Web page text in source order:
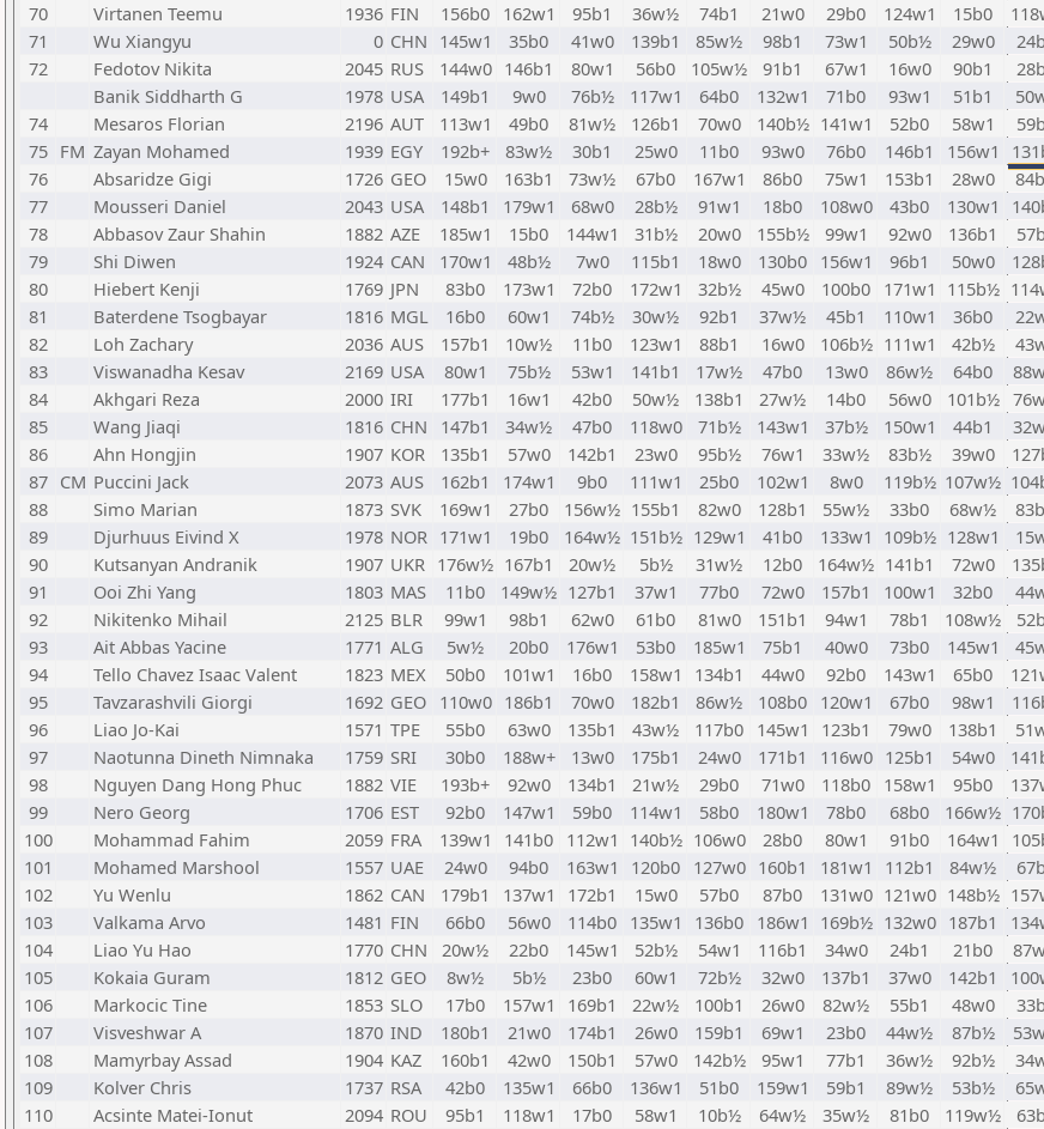
70
Virtanen Teemu 1936 FIN 156b0 162w1 95b1 36w½ 74b1 21w0 29b0 124w1 15b0
71
Wu Xiangyu 0 CHN 145w1 35b0 41w0 139b1 85w½ 98b1 73w1 50b½ 29w0
72
Fedotov Nikita 2045 RUS 144w0 146b1 80w1 56b0 105w½ 91b1 67w1 16w0 90b1
Banik Siddharth G
1978 USA 149b1 9w0 76b½ 117w1 64b0 132w1 71b0 93w1 51b1
74
Mesaros Florian 2196 AUT 113w1 49b0 81w½ 126b1 70w0 140b½ 141w1 52b0 58w1
75 FM Zayan Mohamed 1939 EGY 192b+ 83w½ 30b1 25w0 11b0 93w0 76b0 146b1 156w1
76
Absaridze Gigi 1726 GEO 15w0 163b1 73w½ 67b0 167w1 86b0 75w1 153b1 28w0
77
Mousseri Daniel 2043 USA 148b1 179w1 68w0 28b½ 91w1 18b0 108w0 43b0 130w1
78
Abbasov Zaur Shahin 1882 AZE 185w1 15b0 144w1 31b½ 20w0 155b½ 99w1 92w0 136b1
79
Shi Diwen 1924 CAN 170w1 48b½ 7w0 115b1 18w0 130b0 156w1 96b1 50w0
80
Hiebert Kenji 1769 JPN 83b0 173w1 72b0 172w1 32b½ 45w0 100b0 171w1 115b½
81
Baterdene Tsogbayar 1816 MGL 16b0 60w1 74b½ 30w½ 92b1 37w½ 45b1 110w1 36b0
82
Loh Zachary 2036 AUS 157b1 10w½ 11b0 123w1 88b1 16w0 106b½ 111w1 42b½
83
Viswanadha Kesav 2169 USA 80w1 75b½ 53w1 141b1 17w½ 47b0 13w0 86w½ 64b0
84
Akhgari Reza 2000 IRI 177b1 16w1 42b0 50w½ 138b1 27w½ 14b0 56w0 101b½
85
Wang Jiaqi 1816 CHN 147b1 34w½ 47b0 118w0 71b½ 143w1 37b½ 150w1 44b1
86
Ahn Hongjin 1907 KOR 135b1 57w0 142b1 23w0 95b½ 76w1 33w½ 83b½ 39w0
87 CM Puccini Jack 2073 AUS 162b1 174w1 9b0 111w1 25b0 102w1 8w0 119b½ 107w½
88
Simo Marian 1873 SVK 169w1 27b0 156w½ 155b1 82w0 128b1 55w½ 33b0 68w½
89
Djurhuus Eivind X 1978 NOR 171w1 19b0 164w½ 151b½ 129w1 41b0 133w1 109b½ 128w1
90
Kutsanyan Andranik 1907 UKR 176w½ 167b1 20w½ 5b½ 31w½ 12b0 164w½ 141b1 72w0
91
Ooi Zhi Yang 1803 MAS 11b0 149w½ 127b1 37w1 77b0 72w0 157b1 100w1 32b0
92
Nikitenko Mihail 2125 BLR 99w1 98b1 62w0 61b0 81w0 151b1 94w1 78b1 108w½
93
Ait Abbas Yacine 1771 ALG 5w½ 20b0 176w1 53b0 185w1 75b1 40w0 73b0 145w1
94
Tello Chavez Isaac Valent 1823 MEX 50b0 101w1 16b0 158w1 134b1 44w0 92b0 143w1 65b0
95
Tavzarashvili Giorgi 1692 GEO 110w0 186b1 70w0 182b1 86w½ 108b0 120w1 67b0 98w1
96
Liao Jo-Kai 1571 TPE 55b0 63w0 135b1 43w½ 117b0 145w1 123b1 79w0 138b1
97
Naotunna Dineth Nimnaka 1759 SRI 30b0 188w+ 13w0 175b1 24w0 171b1 116w0 125b1 54w0
98
Nguyen Dang Hong Phuc 1882 VIE 193b+ 92w0 134b1 21w½ 29b0 71w0 118b0 158w1 95b0
99
Nero Georg 1706 EST 92b0 147w1 59b0 114w1 58b0 180w1 78b0 68b0 166w½
100
Mohammad Fahim 2059 FRA 139w1 141b0 112w1 140b½ 106w0 28b0 80w1 91b0 164w1
101
Mohamed Marshool 1557 UAE 24w0 94b0 163w1 120b0 127w0 160b1 181w1 112b1 84w½
102
Yu Wenlu 1862 CAN 179b1 137w1 172b1 15w0 57b0 87b0 131w0 121w0 148b½
103
Valkama Arvo 1481 FIN 66b0 56w0 114b0 135w1 136b0 186w1 169b½ 132w0 187b1
104
Liao Yu Hao 1770 CHN 20w½ 22b0 145w1 52b½ 54w1 116b1 34w0 24b1 21b0
105
Kokaia Guram 1812 GEO 8w½ 5b½ 23b0 60w1 72b½ 32w0 137b1 37w0 142b1
106
Markocic Tine 1853 SLO 17b0 157w1 169b1 22w½ 100b1 26w0 82w½ 55b1 48w0
107
Visveshwar A 1870 IND 180b1 21w0 174b1 26w0 159b1 69w1 23b0 44w½ 87b½
108
Mamyrbay Assad 1904 KAZ 160b1 42w0 150b1 57w0 142b½ 95w1 77b1 36w½ 92b½
109
Kolver Chris 1737 RSA 42b0 135w1 66b0 136w1 51b0 159w1 59b1 89w½ 53b½
110
Acsinte Matei-Ionut 2094 ROU 95b1 118w1 17b0 58w1 10b½ 64w½ 35w½ 81b0 119w½